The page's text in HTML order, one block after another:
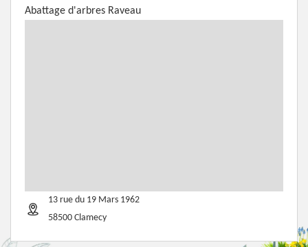
Abattage d'arbres Raveau
13 rue du 19 Mars 1962
58500 Clamecy